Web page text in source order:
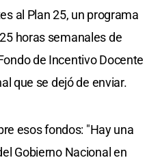
al Plan 25, un programa
horas semanales de
de Incentivo Docente
que se dejó de enviar.
esos fondos: "Hay una
Gobierno Nacional en